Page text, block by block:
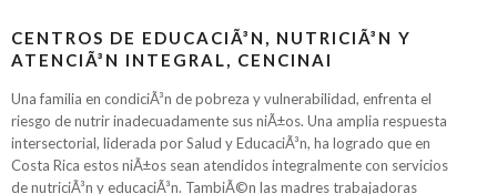
CENTROS DE EDUCACIÃ³N, NUTRICIÃ³N Y
ATENCIÃ³N INTEGRAL, CENCINAI
Una familia en condiciÃ³n de pobreza y vulnerabilidad, enfrenta el
riesgo de nutrir inadecuadamente sus niÃ±os. Una amplia respuesta
intersectorial, liderada por Salud y EducaciÃ³n, ha logrado que en
Costa Rica estos niÃ±os sean atendidos integralmente con servicios
de nutriciÃ³n y educaciÃ³n. TambiÃ©n las madres trabajadoras